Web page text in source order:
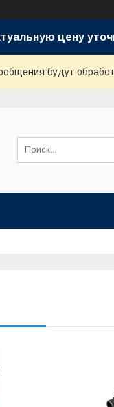
цену
будут